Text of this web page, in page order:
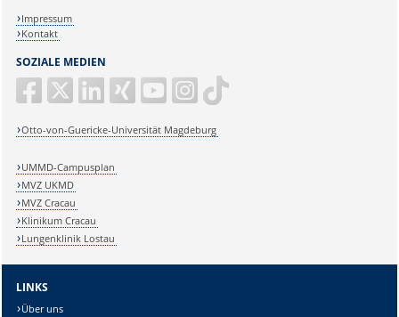
SOZIALE MEDIEN
Otto-von-Guericke-Universität Magdeburg
Impressum
Kontakt
UMMD-Campusplan
MVZ UKMD
MVZ Cracau
Klinikum Cracau
Lungenklinik Lostau
LINKS
Über uns